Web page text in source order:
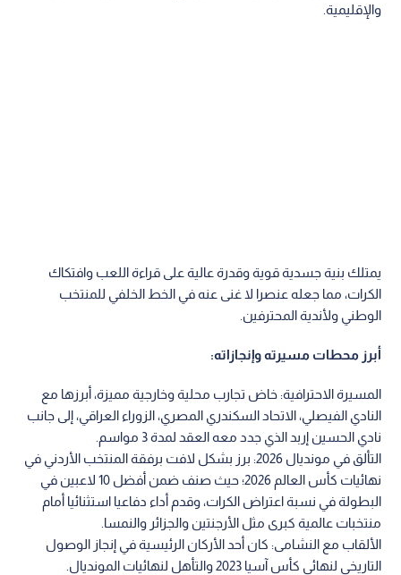
والإقليمية.
يمتلك بنية جسدية قوية وقدرة عالية على قراءة اللعب وافتكاك
الكرات، مما جعله عنصرا لا غنى عنه في الخط الخلفي للمنتخب
الوطني ولأندية المحترفين.
أبرز محطات مسيرته وإنجازاته:
المسيرة الاحترافية: خاض تجارب محلية وخارجية مميزة، أبرزها مع
النادي الفيصلي، الاتحاد السكندري المصري، الزوراء العراقي، إلى جانب
نادي الحسين إربد الذي جدد معه العقد لمدة 3 مواسم.
التألق في مونديال 2026: برز بشكل لافت برفقة المنتخب الأردني في
نهائيات كأس العالم 2026؛ حيث صنف ضمن أفضل 10 لاعبين في
البطولة في نسبة اعتراض الكرات، وقدم أداء دفاعيا استثنائيا أمام
منتخبات عالمية كبرى مثل الأرجنتين والجزائر والنمسا.
الألقاب مع النشامى: كان أحد الأركان الرئيسية في إنجاز الوصول
التاريخي لنهائي كأس آسيا 2023 والتأهل لنهائيات المونديال.